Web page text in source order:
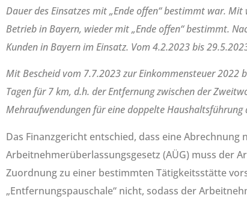
Dauer des Einsatzes mit „Ende offen“ bestimmt war.
Betrieb in Bayern, wieder mit „Ende offen“ bestimmt.
Kunden in Bayern im Einsatz. Vom 4.2.2023 bis
Mit Bescheid vom 7.7.2023 zur Einkommensteuer 2022
Tagen für 7 km, d.h. der Entfernung zwischen der
Mehraufwendungen für eine doppelte Haushaltsführung
Das Finanzgericht entschied, dass eine
Arbeitnehmerüberlassungsgesetz (AÜG) muss der
Zuordnung zu einer bestimmten Tätigkeitsstätte
„Entfernungspauschale“ nicht, sodass der